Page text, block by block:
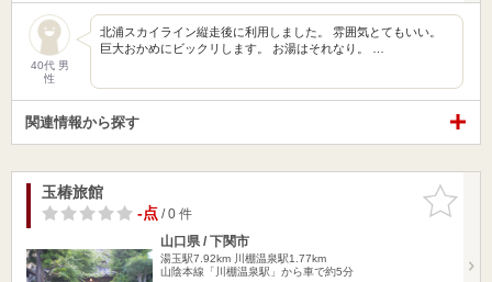
40代 男
性
北浦スカイライン縦走後に利用しました。 雰囲気とてもいい。
巨大おかめにビックリします。 お湯はそれなり。 …
関連情報から探す
お気に入
りに追加
玉椿旅館
-点/ 0 件
山口県 / 下関市
湯玉駅7.92km
川棚温泉駅1.77km
山陰本線「川棚温泉駅」から車で約5分